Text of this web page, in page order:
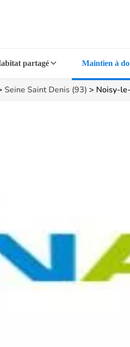
partagé Maintien à
Seine Saint Denis (93) > Noisy-